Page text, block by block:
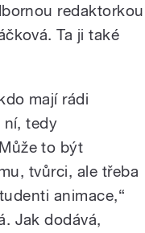
redaktorkou
Ta ji také
mají rádi
ní, tedy
to být
tvůrci, ale třeba
animace,“
Jak dodává,